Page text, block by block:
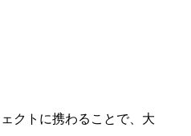
クトに携わることで、大